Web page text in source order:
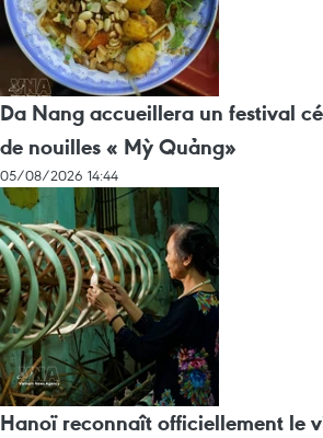
Da Nang accueillera un festival
de nouilles « Mỳ Quảng»
05/08/2026 14:44
Hanoï reconnaît officiellement le